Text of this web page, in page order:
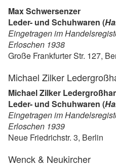
Max Schwersenzer
Leder- und Schuhwaren (
Eingetragen im
Erloschen 1938
Große Frankfurter Str. 127,
Michael Zilker
Michael Zilker
Leder- und Schuhwaren (
Eingetragen im
Erloschen 1939
Neue Friedrichstr. 3, Berlin
Wenck & Neukircher